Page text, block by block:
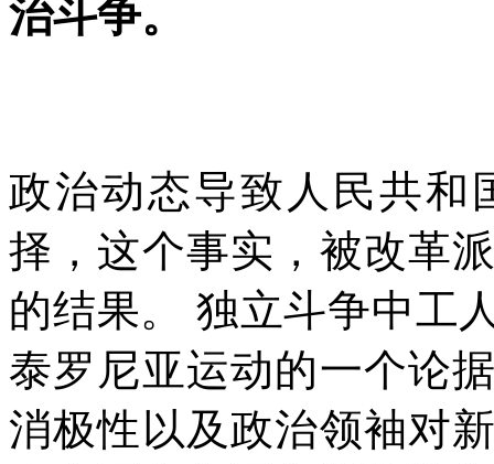
治斗争。
政治动态导致人民共和
择，这个事实，被改革
的结果。
独立斗争中工
泰罗尼亚运动的一个论
消极性以及政治领袖对